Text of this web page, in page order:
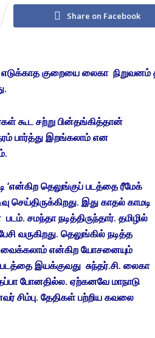
Share on Facebook
குறையை லைகா நிறுவனம்
கூட சற்று பின்தங்கித்தான்
பார்த்து இறங்கலாம் என
‘என்கிற தெலுங்குப் படத்தை ரீமேக்
செய்திருக்கிறது. இது காதல் காமடி
சமந்தா நடித்திருந்தார். தமிழில்
வருகிறது. தெலுங்கில் நடித்த
வைக்கலாம் என்கிற யோசனையும்
இயக்குவது சுந்தர்.சி. லைகா
போனதில்ல. ஏற்கனவே மாநாடு
சிம்பு. தேதிகள் பற்றிய கவலை